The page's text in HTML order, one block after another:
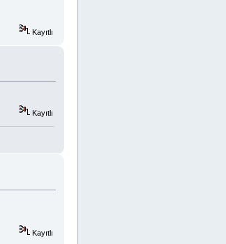
Kayıtlı
Kayıtlı
Kayıtlı